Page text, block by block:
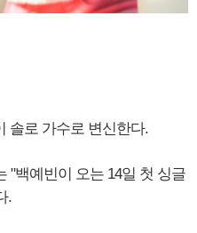
솔로 가수로 변신한다.
"백예빈이 오는 14일 첫 싱글
.